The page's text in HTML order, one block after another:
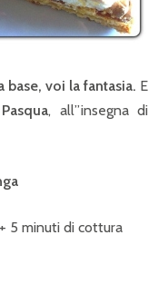
voi la fantasia. E
, all”insegna di
5 minuti di cottura